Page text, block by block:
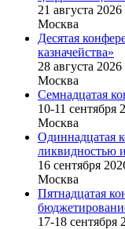
21 августа 2026
Москва
Десятая
казначейства»
28 августа 2026
Москва
Семнадцатая
10-11 сентября
Москва
Одиннадцатая
ликвидностью
16 cентября
Москва
Пятнадцатая
17-18 сентября